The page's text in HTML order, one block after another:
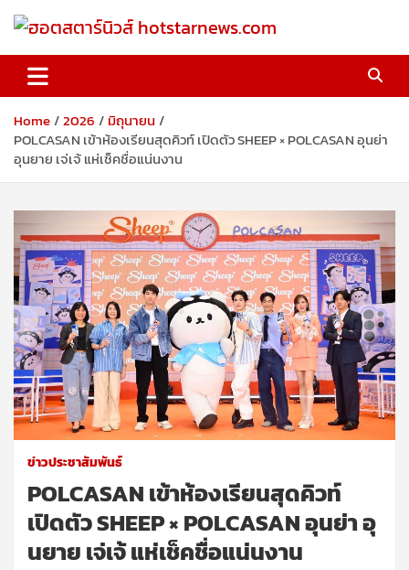
ฮอตสตาร์นิวส์ hotstarnews.com
Home 2026
มิถุนายน
POLCASAN เข้าห้องเรียนสุดคิวท์ เปิดตัว SHEEP × POLCASAN อุนย่า
อุนยาย เจ่เจ้ แห่เช็คชื่อแน่นงาน
ข่าวประชาสัมพันธ์
POLCASAN เข้าห้องเรียนสุดคิวท์
เปิดตัว SHEEP × POLCASAN อุนย่า อุ
นยาย เจ่เจ้ แห่เช็คชื่อแน่นงาน